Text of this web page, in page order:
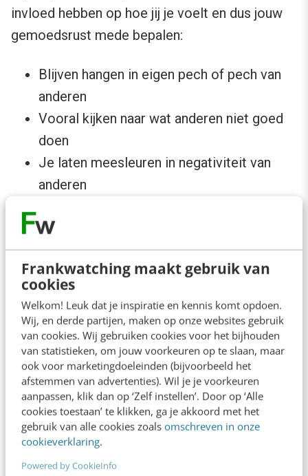
Frankwatching maakt gebruik van
cookies
Welkom! Leuk dat je inspiratie en kennis komt opdoen.
Wij, en derde partijen, maken op onze websites gebruik
van cookies. Wij gebruiken cookies voor het bijhouden
van statistieken, om jouw voorkeuren op te slaan, maar
ook voor marketingdoeleinden (bijvoorbeeld het
afstemmen van advertenties). Wil je je voorkeuren
aanpassen, klik dan op ‘Zelf instellen’. Door op ‘Alle
cookies toestaan’ te klikken, ga je akkoord met het
gebruik van alle cookies zoals omschreven in onze
cookieverklaring.
Powered by CookieInfo
invloed hebben op hoe jij je voelt en dus jouw
gemoedsrust mede bepalen:
Blijven hangen in eigen pech of pech van
anderen
Vooral kijken naar wat anderen niet goed
doen
Je laten meesleuren in negativiteit van
anderen
problematiek
Leer om je eigen afspraken beter na
te komen
In de gaten houden of je jezelf voldoende
identificeert met zaken die er voor jou toe
doen en jou structureel verder helpen, is een
vorm van proactief onderhoud dat je kunt
plegen. Dat kun je dus doen door bovenstaande
vier patronen regelmatig de revue te laten
passeren. Je zult zien dat bepaalde zaken